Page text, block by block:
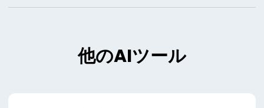
他のAIツール